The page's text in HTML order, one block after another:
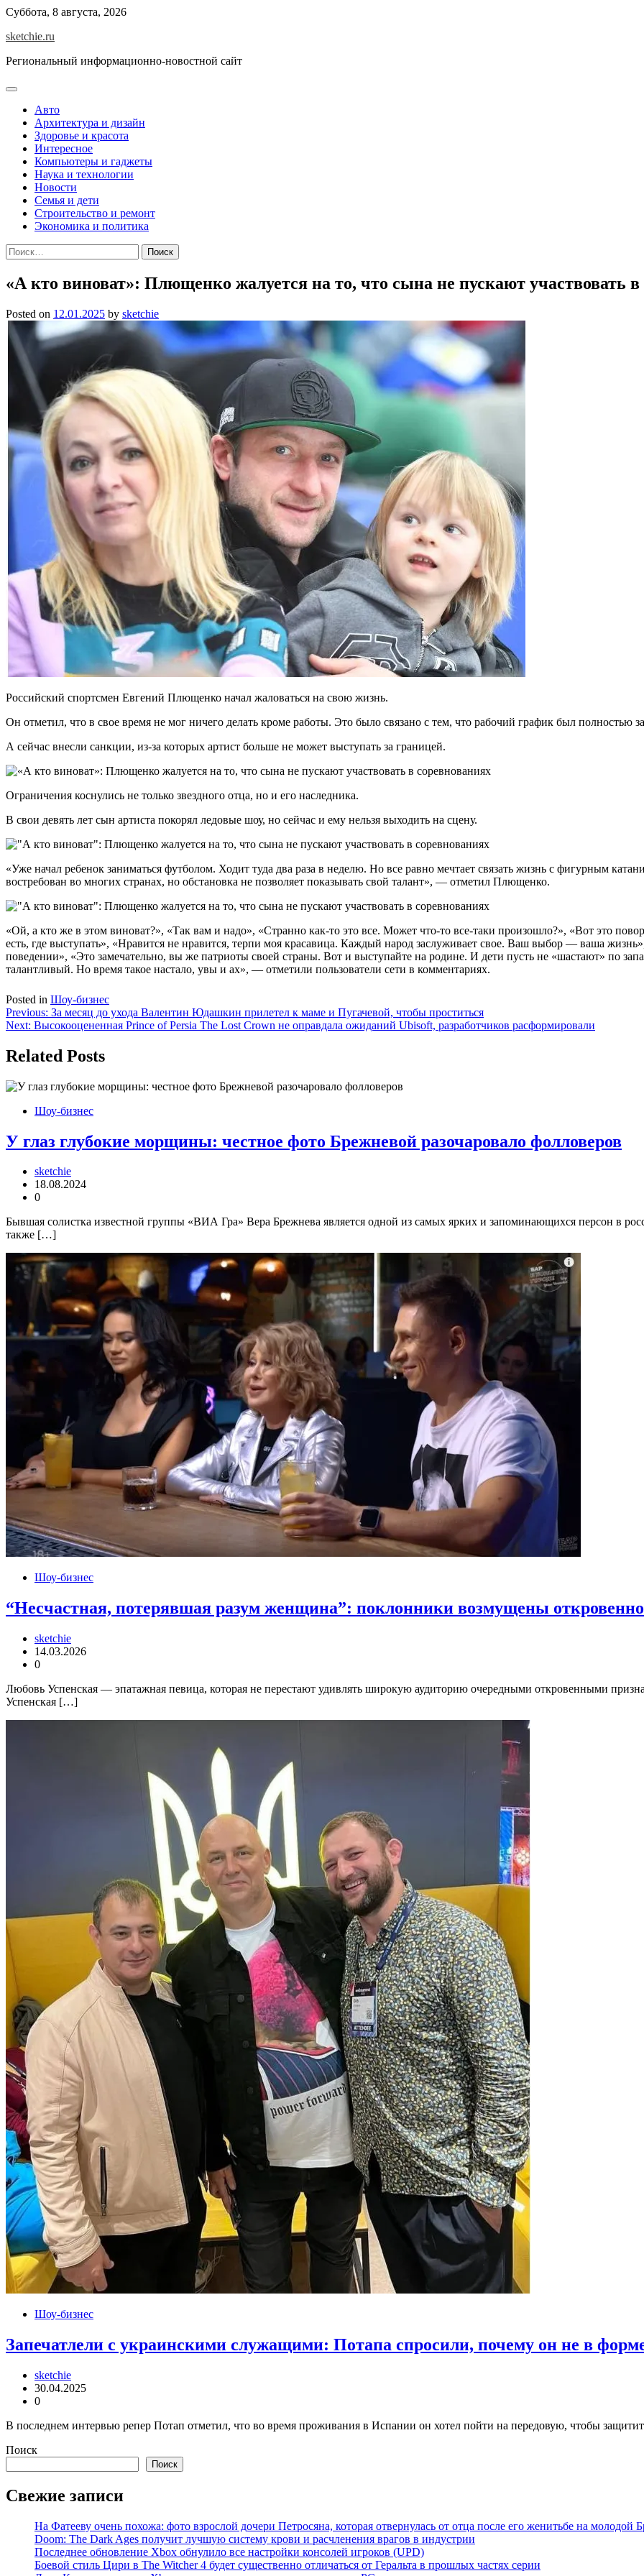
Skip
content
Суббота, 8 августа, 2026
sketchie.ru
Региональный информационно-новостной сайт
Авто
Архитектура и дизайн
Здоровье и красота
Интересное
Компьютеры и гаджеты
Наука и технологии
Новости
Семья и дети
Строительство и ремонт
Экономика и политика
Найти:
«А кто виноват»: Плющенко жалуется на то, что сына не пускают участвовать в
Posted on 12.01.2025 by sketchie
Российский спортсмен Евгений Плющенко начал жаловаться на свою жизнь.
Он отметил, что в свое время не мог ничего делать кроме работы. Это было связано с тем, что рабочий график был полностью
А сейчас внесли санкции, из-за которых артист больше не может выступать за границей.
Ограничения коснулись не только звездного отца, но и его наследника.
В свои девять лет сын артиста покорял ледовые шоу, но сейчас и ему нельзя выходить на сцену.
«Уже начал ребенок заниматься футболом. Ходит туда два раза в неделю. Но все равно мечтает связать жизнь с фигурным
востребован во многих странах, но обстановка не позволяет показывать свой талант», — отметил Плющенко.
«Ой, а кто же в этом виноват?», «Так вам и надо», «Странно как-то это все. Может что-то все-таки произошло?», «Вот это
есть, где выступать», «Нравится не нравится, терпи моя красавица. Каждый народ заслуживает свое. Ваш выбор — ваша
поведении», «Это замечательно, вы же патриоты своей страны. Вот и выступайте на родине. И дети пусть не «шастают» по
талантливый. Но время такое настало, увы и ах», — отметили пользователи сети в комментариях.
Posted in Шоу-бизнес
Навигация
по
записям
Previous: За месяц до ухода Валентин Юдашкин прилетел к маме и Пугачевой, чтобы проститься
Next: Высокооцененная Prince of Persia The Lost Crown не оправдала ожиданий Ubisoft, разработчиков расформировали
Related Posts
Шоу-бизнес
У глаз глубокие морщины: честное фото Брежневой разочаровало фолловеров
sketchie
18.08.2024
0
Бывшая солистка известной группы «ВИА Гра» Вера Брежнева является одной из самых ярких и запоминающихся персон в
также […]
Шоу-бизнес
“Несчастная, потерявшая разум женщина”: поклонники возмущены
sketchie
14.03.2026
0
Любовь Успенская — эпатажная певица, которая не перестают удивлять широкую аудиторию очередными откровенными
Успенская […]
Шоу-бизнес
Запечатлели с украинскими служащими: Потапа спросили, почему он не в
sketchie
30.04.2025
0
В последнем интервью репер Потап отметил, что во время проживания в Испании он хотел пойти на передовую, чтобы
Поиск
Поиск
Свежие записи
На Фатееву очень похожа: фото взрослой дочери Петросяна, которая отвернулась от отца после его женитьбе на молодой
Doom: The Dark Ages получит лучшую систему крови и расчленения врагов в индустрии
Последнее обновление Xbox обнулило все настройки консолей игроков (UPD)
Боевой стиль Цири в The Witcher 4 будет существенно отличаться от Геральта в прошлых частях серии